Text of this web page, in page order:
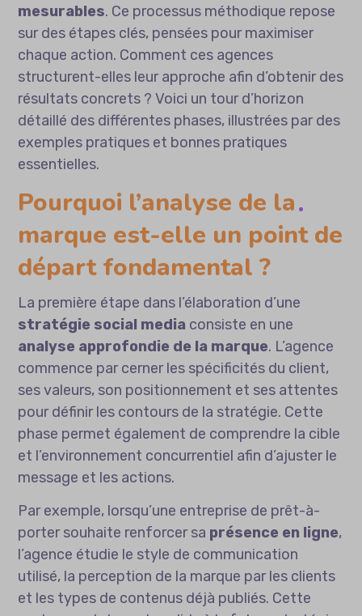
mesurables. Ce processus méthodique repose
sur des étapes clés, pensées pour maximiser
chaque action. Comment ces agences
structurent-elles leur approche afin d’obtenir des
résultats concrets ? Voici un tour d’horizon
détaillé des différentes phases, illustrées par des
exemples pratiques et bonnes pratiques
essentielles.
Pourquoi l’analyse de la
marque est-elle un point de
départ fondamental ?
La première étape dans l’élaboration d’une
stratégie social media consiste en une
analyse approfondie de la marque. L’agence
commence par cerner les spécificités du client,
ses valeurs, son positionnement et ses attentes
pour définir les contours de la stratégie. Cette
phase permet également de comprendre la cible
et l’environnement concurrentiel afin d’ajuster le
message et les actions.
Par exemple, lorsqu’une entreprise de prêt-à-
porter souhaite renforcer sa présence en ligne,
l’agence étudie le style de communication
utilisé, la perception de la marque par les clients
et les types de contenus déjà publiés. Cette